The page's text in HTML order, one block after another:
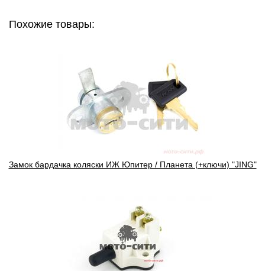
Похожие товары:
Замок бардачка коляски ИЖ Юпитер / Планета (+ключи) "JING"